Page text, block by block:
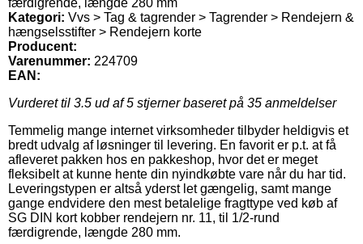
Kategori: Vvs > Tag & tagrender > Tagrender > Rendejern &
hængselsstifter > Rendejern korte
Producent:
Varenummer: 224709
EAN:
Vurderet til 3.5 ud af 5 stjerner baseret på 35 anmeldelser
Temmelig mange internet virksomheder tilbyder heldigvis et
bredt udvalg af løsninger til levering. En favorit er p.t. at få
afleveret pakken hos en pakkeshop, hvor det er meget
fleksibelt at kunne hente din nyindkøbte vare når du har tid.
Leveringstypen er altså yderst let gængelig, samt mange
gange endvidere den mest betalelige fragttype ved køb af
SG DIN kort kobber rendejern nr. 11, til 1/2-rund
færdigrende, længde 280 mm.